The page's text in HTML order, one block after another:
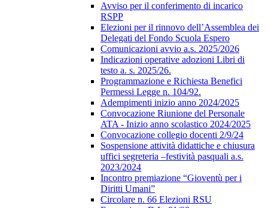
Avviso per il conferimento di incarico
RSPP
Elezioni per il rinnovo dell’Assemblea dei
Delegati del Fondo Scuola Espero
Comunicazioni avvio a.s. 2025/2026
Indicazioni operative adozioni Libri di
testo a. s. 2025/26.
Programmazione e Richiesta Benefici
Permessi Legge n. 104/92.
Adempimenti inizio anno 2024/2025
Convocazione Riunione del Personale
ATA - Inizio anno scolastico 2024/2025
Convocazione collegio docenti 2/9/24
Sospensione attività didattiche e chiusura
uffici segreteria –festività pasquali a.s.
2023/2024
Incontro premiazione “Gioventù per i
Diritti Umani”
Circolare n. 66 Elezioni RSU